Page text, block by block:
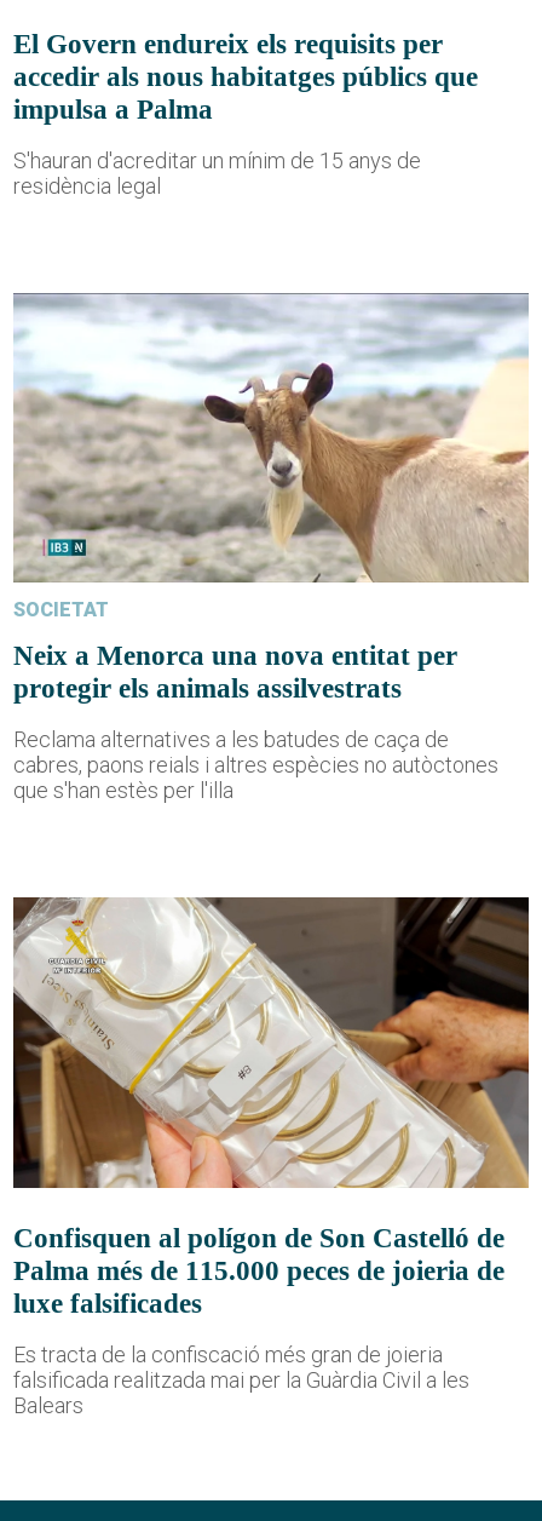
El Govern endureix els requisits per
accedir als nous habitatges públics que
impulsa a Palma
S'hauran d'acreditar un mínim de 15 anys de
residència legal
SOCIETAT
Neix a Menorca una nova entitat per
protegir els animals assilvestrats
Reclama alternatives a les batudes de caça de
cabres, paons reials i altres espècies no autòctones
que s'han estès per l'illa
Confisquen al polígon de Son Castelló de
Palma més de 115.000 peces de joieria de
luxe falsificades
Es tracta de la confiscació més gran de joieria
falsificada realitzada mai per la Guàrdia Civil a les
Balears